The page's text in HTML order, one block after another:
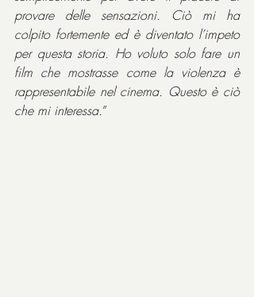
provare delle sensazioni. Ciò mi ha
colpito fortemente ed è diventato l’impeto
per questa storia. Ho voluto solo fare un
film che mostrasse come la violenza è
rappresentabile nel cinema. Questo è ciò
che mi interessa.”